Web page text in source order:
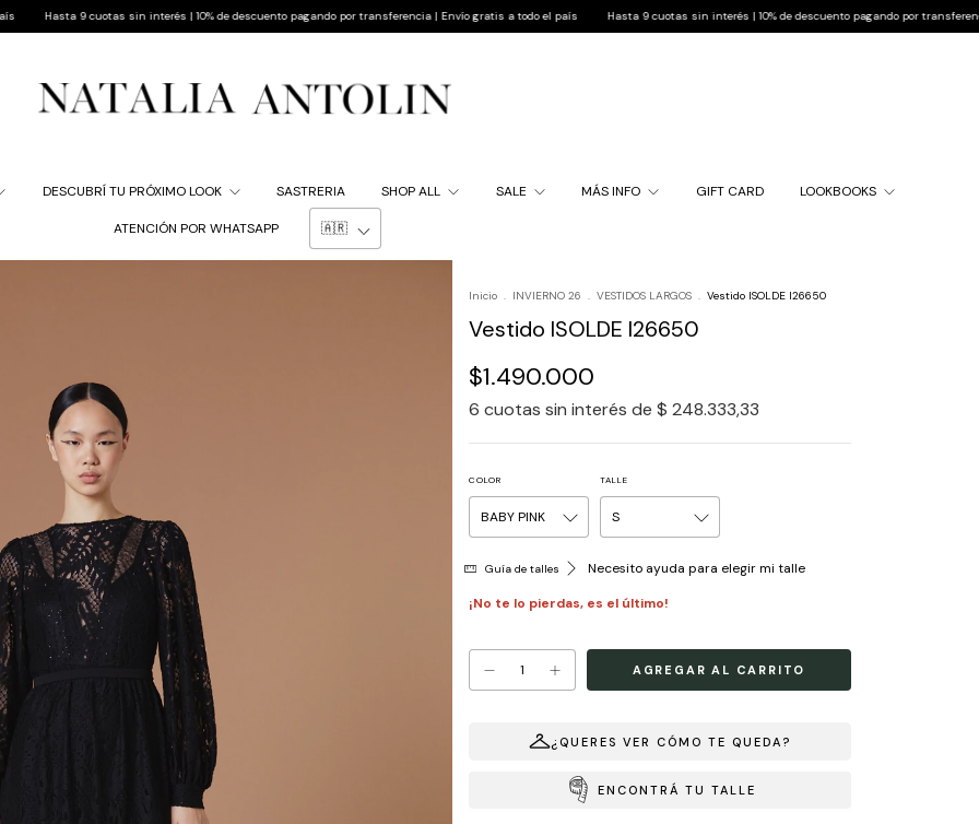
cuotas sin interés | 10% de descuento pagando por transferencia | Envío gratis a todo el país Hasta 9 cuotas sin interés | 10% de descuento pagando por transferencia | Envío
DESCUBRÍ TU PRÓXIMO LOOK SASTRERIA SHOP ALL SALE MÁS INFO GIFT CARD LOOKBOOKS
ATENCIÓN POR WHATSAPP
Inicio . INVIERNO 26 . VESTIDOS LARGOS . Vestido ISOLDE I26650
Vestido ISOLDE I26650
$1.490.000
6 cuotas sin interés de $ 248.333,33
COLOR TALLE
Guía de talles Necesito ayuda para elegir mi talle
¿QUERES VER CÓMO TE QUEDA?
ENCONTRÁ TU TALLE
¡No te lo pierdas, es el último!